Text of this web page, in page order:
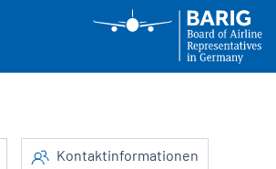
Kontaktinformationen